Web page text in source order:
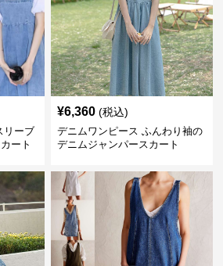
リーブ
ート
¥6,360 (税込)
デニムワンピース ふんわり袖の
デニムジャンパースカート